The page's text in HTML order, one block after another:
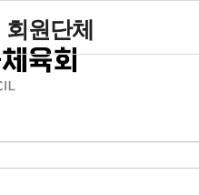
회원단체
정회원